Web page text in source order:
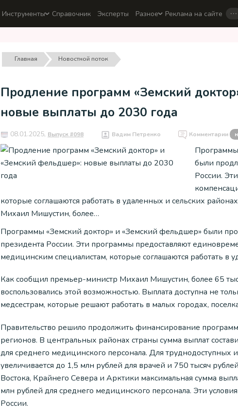
Инструменты Справочник Эксперты Разное Реклама на сайте …
Главная Новостной поток
Продление программ «Земский
новые выплаты до 2030 года
08.01.2025, Выпуск #098 Вадим Петренко Комментарии
были
России.
которые соглашаются работать в удаленных и сельских
Михаил Мишустин, более…
Программы «Земский доктор» и «Земский фельдшер» были
президента России. Эти программы предоставляют
медицинским специалистам, которые соглашаются работать в
Как сообщил премьер-министр Михаил Мишустин, более 65
воспользовались этой возможностью. Выплата доступна не
медсестрам, которые решают работать в малых городах,
Правительство решило продолжить финансирование
регионов. В центральных районах страны сумма выплат
для среднего медицинского персонала. Для
увеличивается до 1,5 млн рублей для врачей и 750 тысяч
Востока, Крайнего Севера и Арктики максимальная сумма
млн рублей для среднего медицинского персонала. Эти
России.